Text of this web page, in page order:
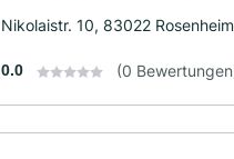
Nikolaistr. 10, 83022 Rosenheim
0.0 (0